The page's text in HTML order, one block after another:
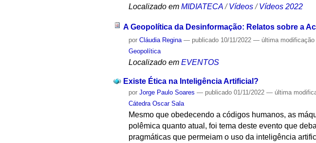
Localizado em MIDIATECA /Vídeos /Vídeos 2022
A Geopolítica da Desinformação: Relatos sobre a
porCláudia Regina — publicado 10/11/2022— última modificação
Geopolítica
Localizado em EVENTOS
Existe Ética na Inteligência Artificial?
porJorge Paulo Soares — publicado 01/11/2022— última
Cátedra Oscar Sala
Mesmo que obedecendo a códigos humanos, as
polêmica quanto atual, foi tema deste evento que
pragmáticas que permeiam o uso da inteligência